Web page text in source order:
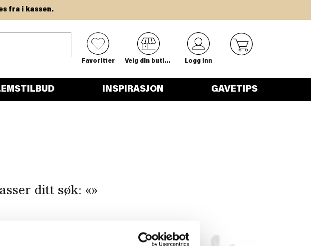
fra i kassen.
0
Favoritter Velg din butikk Logg inn
INSPIRASJON GAVETIPS
ditt søk: «»